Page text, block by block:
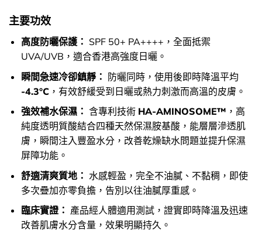
主要功效
高度防曬保護： SPF 50+ PA++++，全面抵禦
UVA/UVB，適合香港高強度日曬。
瞬間急速冷卻鎮靜： 防曬同時，使用後即時降溫平均
-4.3°C，有效舒緩受到日曬或熱力刺激而高溫的皮膚。
強效補水保濕： 含專利技術 HA-AMINOSOME™ ，高
純度透明質酸結合四種天然保濕胺基酸，能層層滲透肌
膚，瞬間注入豐盈水分，改善乾燥缺水問題並提升保濕
屏障功能。
舒適清爽質地： 水感輕盈，完全不油膩、不黏稠，即使
多次疊加亦零負擔，告別以往油膩厚重感。
臨床實證： 產品經人體適用測試，證實即時降溫及迅速
改善肌膚水分含量，效果明顯持久。